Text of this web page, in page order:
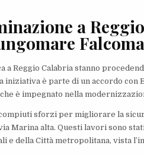
a
Reggio Calabria stanno
iniziativa è parte di un accordo con
è impegnato nella
sforzi per migliorare la
Marina alta. Questi lavori sono
e della Città metropolitana, vista